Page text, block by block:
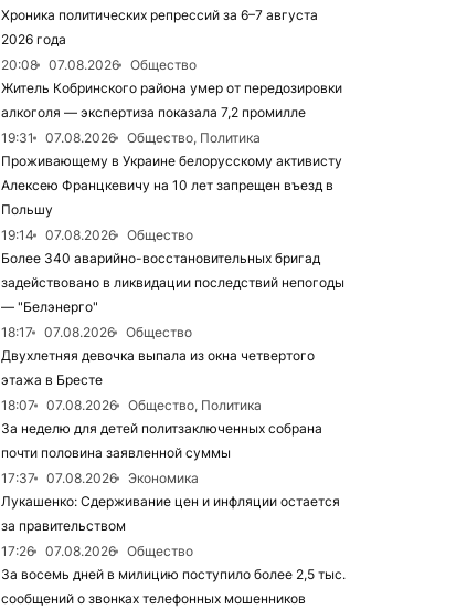
Хроника политических репрессий за 6–7 августа
2026 года
20:08
07.08.2026
Общество
Житель Кобринского района умер от передозировки
алкоголя — экспертиза показала 7,2 промилле
19:31
07.08.2026
Общество, Политика
Проживающему в Украине белорусскому активисту
Алексею Францкевичу на 10 лет запрещен въезд в
Польшу
19:14
07.08.2026
Общество
Более 340 аварийно-восстановительных бригад
задействовано в ликвидации последствий непогоды
— "Белэнерго"
18:17
07.08.2026
Общество
Двухлетняя девочка выпала из окна четвертого
этажа в Бресте
18:07
07.08.2026
Общество, Политика
За неделю для детей политзаключенных собрана
почти половина заявленной суммы
17:37
07.08.2026
Экономика
Лукашенко: Сдерживание цен и инфляции остается
за правительством
17:26
07.08.2026
Общество
За восемь дней в милицию поступило более 2,5 тыс.
сообщений о звонках телефонных мошенников